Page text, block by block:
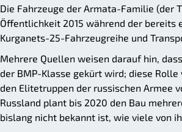
Die Fahrzeuge der Armata-Familie (der
Öffentlichkeit 2015 während der
Kurganets-25-Fahrzeugreihe und
Mehrere Quellen weisen darauf hin,
der BMP-Klasse gekürt wird; diese
den Elitetruppen der russischen Armee
Russland plant bis 2020 den Bau
bislang nicht bekannt ist, wie viele von